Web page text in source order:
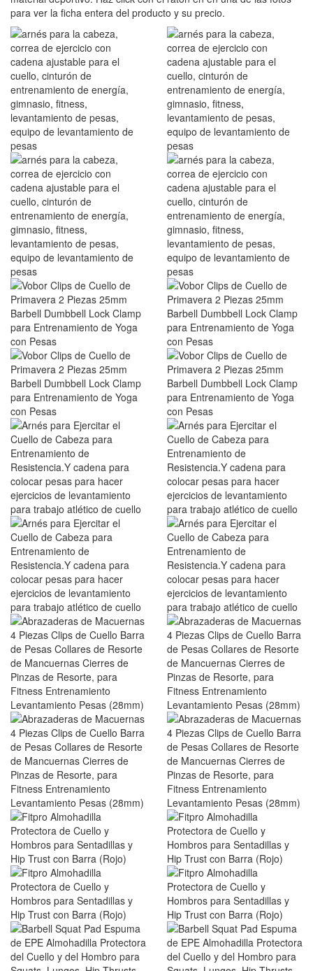
para ver la ficha entera del producto y su precio.